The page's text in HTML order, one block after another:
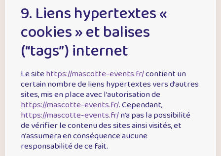
9. Liens hypertextes «
cookies » et balises
(“tags”) internet
Le sitehttps://mascotte-events.fr/contient un
certain nombre de liens hypertextes vers d’autres
sites, mis en place avec l’autorisation de
https://mascotte-events.fr/. Cependant,
https://mascotte-events.fr/n’a pas la possibilité
de vérifier le contenu des sites ainsi visités, et
n’assumera en conséquence aucune
responsabilité de ce fait.